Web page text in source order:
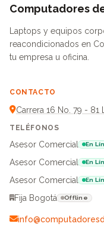
Computadores
Laptops y equipos
reacondicionados en
tu empresa u oficina.
CONTACTO
Carrera 16 No. 79 - 81
TELÉFONOS
Asesor Comercial En
Asesor Comercial
En
Asesor Comercial
En
Fija Bogotá
Offline